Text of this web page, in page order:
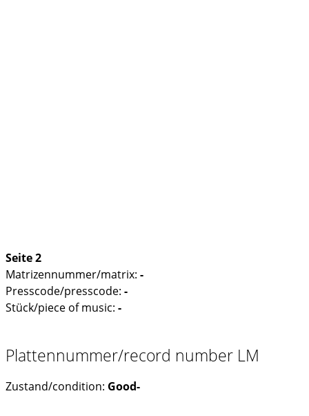
Seite 2
Matrizennummer/matrix: -
Presscode/presscode: -
Stück/piece of music: -
Plattennummer/record number LM
Zustand/condition: Good-